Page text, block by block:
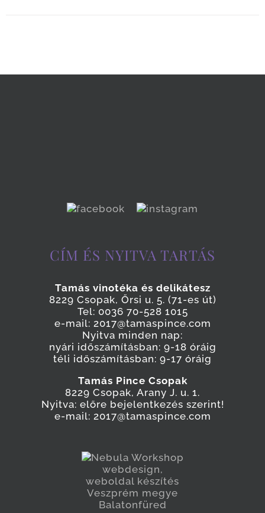
CÍM ÉS NYITVA TARTÁS
Tamás vinotéka és delikátesz
8229 Csopak, Őrsi u. 5. (71-es út)
Tel: 0036 70-528 1015
e-mail: 2017@tamaspince.com
Nyitva minden nap:
nyári időszámításban: 9-18 óráig
téli időszámításban: 9-17 óráig
Tamás Pince Csopak
8229 Csopak, Arany J. u. 1.
Nyitva: előre bejelentkezés szerint!
e-mail: 2017@tamaspince.com